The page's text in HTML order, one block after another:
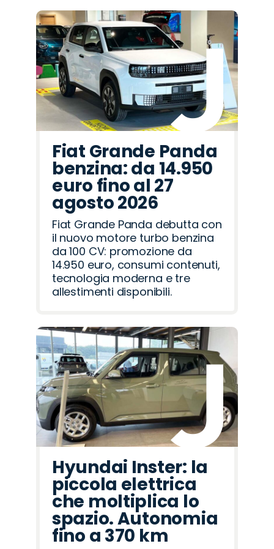
Fiat Grande Panda
benzina: da 14.950
euro fino al 27
agosto 2026
Fiat Grande Panda debutta con
il nuovo motore turbo benzina
da 100 CV: promozione da
14.950 euro, consumi contenuti,
tecnologia moderna e tre
allestimenti disponibili.
Hyundai Inster: la
piccola elettrica
che moltiplica lo
spazio. Autonomia
fino a 370 km